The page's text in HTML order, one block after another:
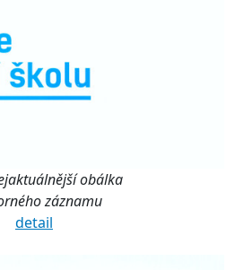
obálka
záznamu
detail